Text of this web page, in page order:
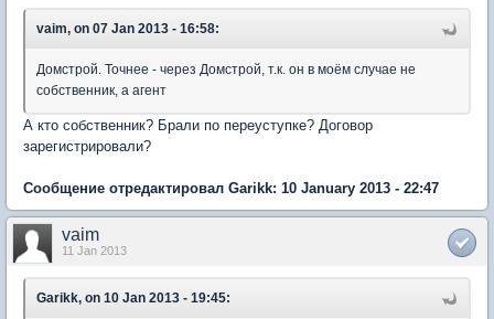
vaim, on 07 Jan 2013 - 16:58:
Домстрой. Точнее - через Домстрой, т.к. он в моём случае не
собственник, а агент
А кто собственник? Брали по переуступке? Договор
зарегистрировали?
Сообщение отредактировал Garikk: 10 January 2013 - 22:47
vaim
11 Jan 2013
Garikk, on 10 Jan 2013 - 19:45: